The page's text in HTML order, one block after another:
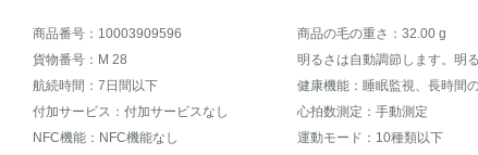
商品番号：10003909596
商品の毛の重さ：32.00 g
貨物番号：M 28
航続時間：7日間以下
付加サービス：付加サービスなし
心拍数測定：手動測定
NFC機能：NFC機能なし
運動モード：10種類以下